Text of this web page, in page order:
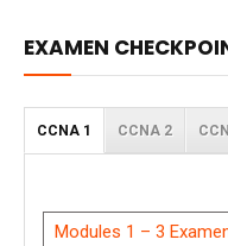
EXAMEN
CCNA 1 CCNA 2
Modules 1 – 3